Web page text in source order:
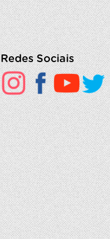
Redes Sociais